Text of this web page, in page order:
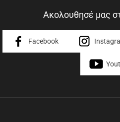
Ακολουθησέ μας
Facebook